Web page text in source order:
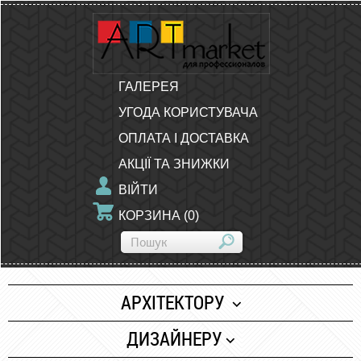
ГАЛЕРЕЯ
УГОДА КОРИСТУВАЧА
ОПЛАТА І ДОСТАВКА
АКЦІЇ ТА ЗНИЖКИ
ВІЙТИ
КОРЗИНА (0)
АРХІТЕКТОРУ
Папір
ДИЗАЙНЕРУ